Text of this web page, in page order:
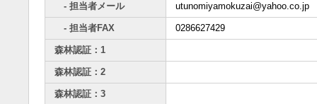
- 担当者メール utunomiyamokuzai@yahoo.co.jp
- 担当者FAX 0286627429
森林認証：1
森林認証：2
森林認証：3